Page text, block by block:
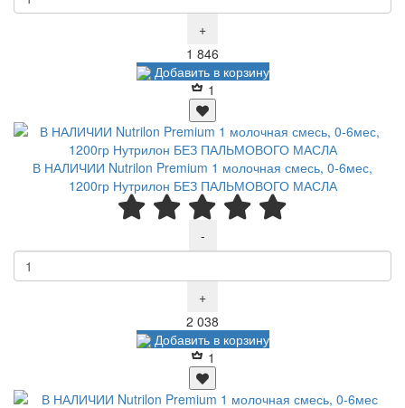
+
1 846
Добавить в корзину
1
В НАЛИЧИИ Nutrilon Premium 1 молочная смесь, 0-6мес,
1200гр Нутрилон БЕЗ ПАЛЬМОВОГО МАСЛА
-
+
2 038
Добавить в корзину
1